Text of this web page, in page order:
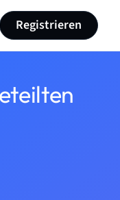
Registrieren